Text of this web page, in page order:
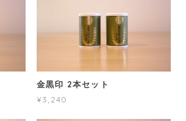
金黒印 2本セット
¥3,240